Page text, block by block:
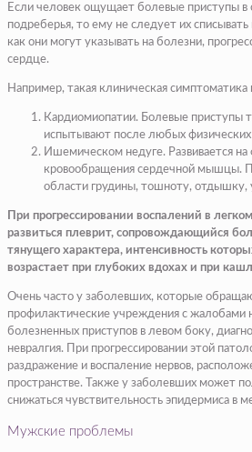
Если человек ощущает болевые приступы в
подреберья, то ему не следует их
как они могут указывать на болезни,
сердце.
Например, такая клиническая симптоматика
Кардиомиопатии. Болевые приступы
испытывают после любых физических
Ишемическом недуге. Развивается
кровообращения сердечной мышцы.
области грудины, тошноту, отдышку,
При прогрессировании воспалений в
развиться плеврит, сопровождающийся
тянущего характера, интенсивность
возрастает при глубоких вдохах и при
Очень часто у заболевших, которые
профилактические учреждения с жалобами
болезненных приступов в левом боку,
невралгия. При прогрессировании этой
раздражение и воспаление нервов,
пространстве. Также у заболевших может
снижаться чувствительность эпидермиса в
Мужские проблемы